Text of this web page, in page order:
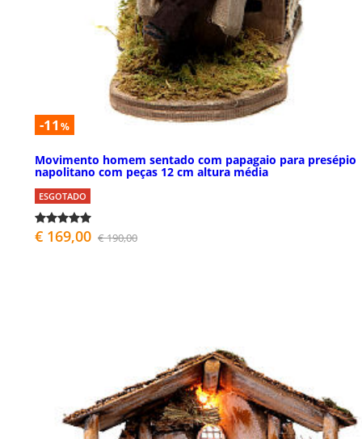
-11 %
Movimento homem sentado com papagaio para presépio
napolitano com peças 12 cm altura média
ESGOTADO
€ 169,00 € 190,00